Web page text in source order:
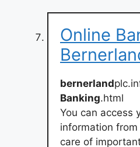
Online
bernerland
Banking.html
You can access
information
care of